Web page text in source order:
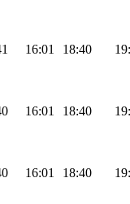
16:01 18:40
16:01 18:40
16:01 18:40